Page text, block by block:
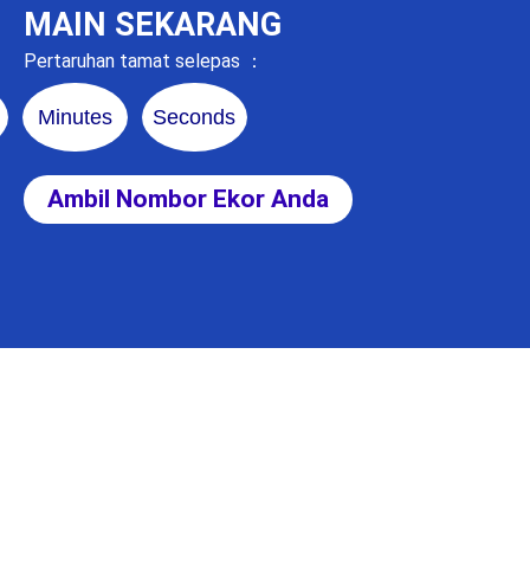
MAIN SEKARANG
Pertaruhan tamat selepas ：
Minutes Seconds
Ambil Nombor Ekor Anda